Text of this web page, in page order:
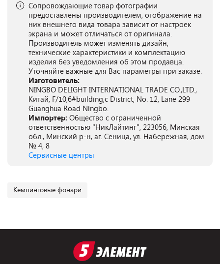
Сопровождающие товар фотографии
предоставлены производителем, отображение на
них внешнего вида товара зависит от настроек
экрана и может отличаться от оригинала.
Производитель может изменять дизайн,
технические характеристики и комплектацию
изделия без уведомления об этом продавца.
Уточняйте важные для Вас параметры при заказе.
Изготовитель:
NINGBO DELIGHT INTERNATIONAL TRADE CO.,LTD.,
Китай, F/10,6#building,c District, No. 12, Lane 299
Guanghua Road Ningbo.
Импортер: Общество с ограниченной
ответственностью "НикЛайтинг", 223056, Минская
обл., Минский р-н, аг. Сеница, ул. Набережная, дом
№ 4, 8
Сервисные центры
Кемпинговые фонари